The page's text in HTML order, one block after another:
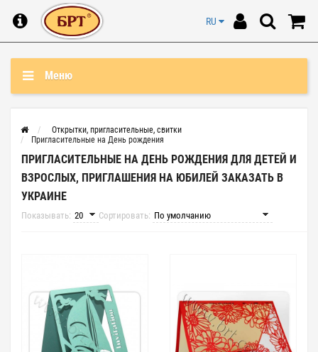
RU
Меню
Открытки, пригласительные, свитки
Пригласительные на День рождения
ПРИГЛАСИТЕЛЬНЫЕ НА ДЕНЬ РОЖДЕНИЯ ДЛЯ ДЕТЕЙ И
ВЗРОСЛЫХ, ПРИГЛАШЕНИЯ НА ЮБИЛЕЙ ЗАКАЗАТЬ В
УКРАИНЕ
Показывать: Сортировать: